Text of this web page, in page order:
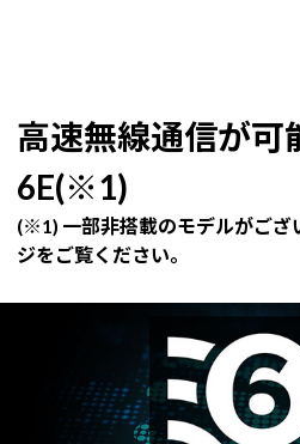
高速無線通信が可
6E(※1)
(※1) 一部非搭載のモデルがござ
ジをご覧ください。